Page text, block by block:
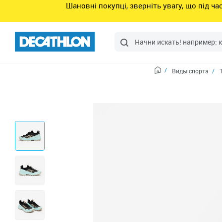
Шановні покупці, зверніть увагу, що під
Виды спорта